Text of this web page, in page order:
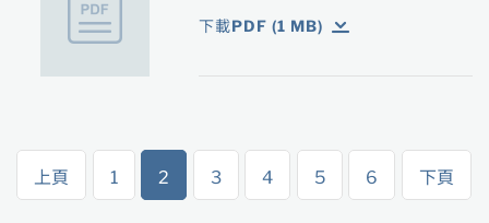
下載PDF (1 MB)
上頁 1 2 3 4 5 6 下頁